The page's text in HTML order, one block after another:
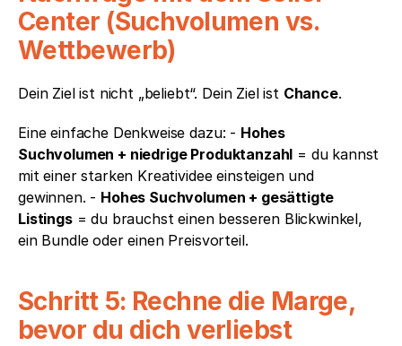
Center (Suchvolumen vs.
Wettbewerb)
Dein Ziel ist nicht „beliebt“. Dein Ziel ist Chance.
Eine einfache Denkweise dazu: - Hohes
Suchvolumen + niedrige Produktanzahl = du kannst
mit einer starken Kreatividee einsteigen und
gewinnen. - Hohes Suchvolumen + gesättigte
Listings = du brauchst einen besseren Blickwinkel,
ein Bundle oder einen Preisvorteil.
Schritt 5: Rechne die Marge,
bevor du dich verliebst